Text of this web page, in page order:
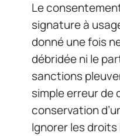
Le
signature à
donné une fois
débridée ni le
sanctions
simple erreur de
conservation
Ignorer les droits